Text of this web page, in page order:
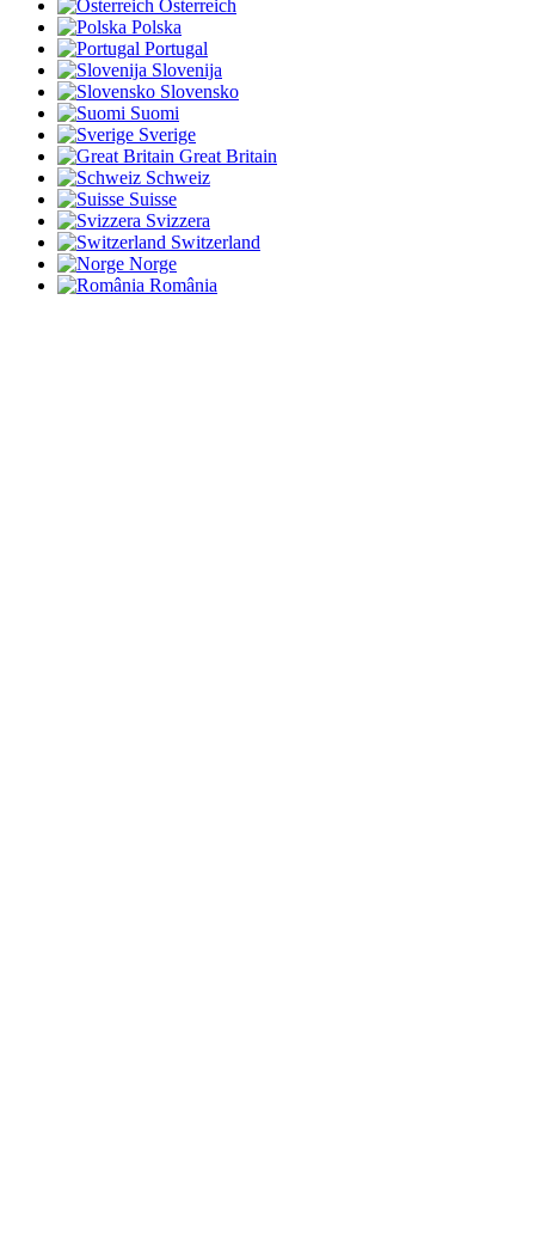
Österreich
Polska
Portugal
Slovenija
Slovensko
Suomi
Sverige
Great Britain
Schweiz
Suisse
Svizzera
Switzerland
Norge
România